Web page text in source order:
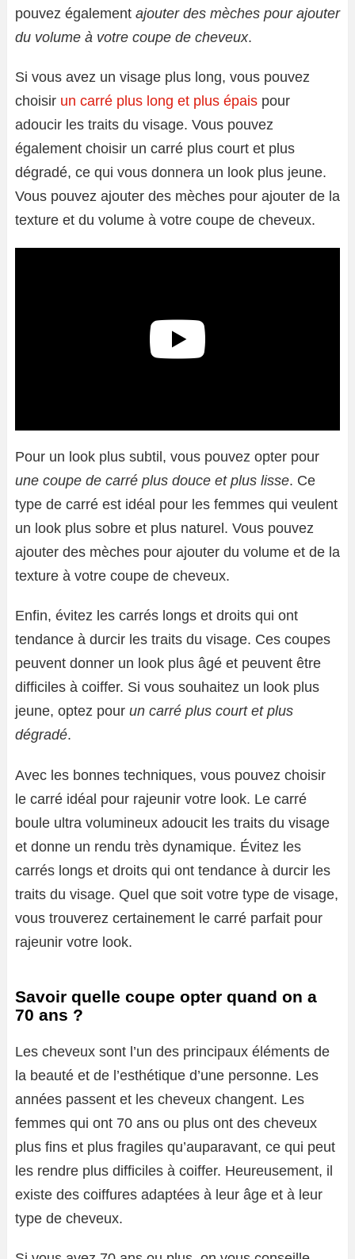
pouvez également ajouter des mèches pour ajouter
du volume à votre coupe de cheveux.
Si vous avez un visage plus long, vous pouvez
choisir un carré plus long et plus épais pour
adoucir les traits du visage. Vous pouvez
également choisir un carré plus court et plus
dégradé, ce qui vous donnera un look plus jeune.
Vous pouvez ajouter des mèches pour ajouter de la
texture et du volume à votre coupe de cheveux.
Pour un look plus subtil, vous pouvez opter pour
une coupe de carré plus douce et plus lisse. Ce
type de carré est idéal pour les femmes qui veulent
un look plus sobre et plus naturel. Vous pouvez
ajouter des mèches pour ajouter du volume et de la
texture à votre coupe de cheveux.
Enfin, évitez les carrés longs et droits qui ont
tendance à durcir les traits du visage. Ces coupes
peuvent donner un look plus âgé et peuvent être
difficiles à coiffer. Si vous souhaitez un look plus
jeune, optez pour un carré plus court et plus
dégradé.
Avec les bonnes techniques, vous pouvez choisir
le carré idéal pour rajeunir votre look. Le carré
boule ultra volumineux adoucit les traits du visage
et donne un rendu très dynamique. Évitez les
carrés longs et droits qui ont tendance à durcir les
traits du visage. Quel que soit votre type de visage,
vous trouverez certainement le carré parfait pour
rajeunir votre look.
Savoir quelle coupe opter quand on a
70 ans ?
Les cheveux sont l’un des principaux éléments de
la beauté et de l’esthétique d’une personne. Les
années passent et les cheveux changent. Les
femmes qui ont 70 ans ou plus ont des cheveux
plus fins et plus fragiles qu’auparavant, ce qui peut
les rendre plus difficiles à coiffer. Heureusement, il
existe des coiffures adaptées à leur âge et à leur
type de cheveux.